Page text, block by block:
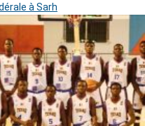
à Sarh